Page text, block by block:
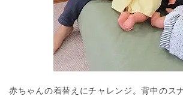
赤ちゃんの着替えにチャレンジ。背中のス